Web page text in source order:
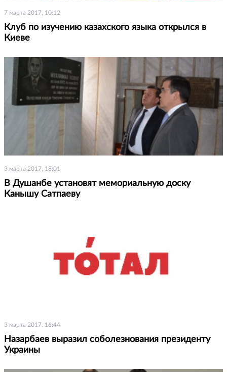
7 марта 2017, 10:12
Клуб по изучению казахского языка открылся в
Киеве
3 марта 2017, 18:01
В Душанбе установят мемориальную доску
Канышу Сатпаеву
3 марта 2017, 16:44
Назарбаев выразил соболезнования президенту
Украины